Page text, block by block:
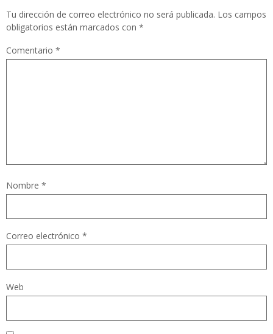
Tu dirección de correo electrónico no será publicada. Los campos
obligatorios están marcados con *
Comentario *
Nombre *
Correo electrónico *
Web